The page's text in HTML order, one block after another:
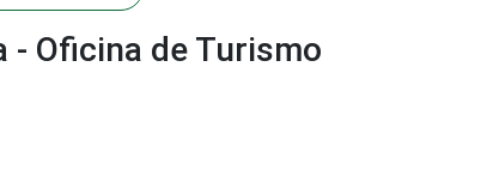
- Oficina de Turismo